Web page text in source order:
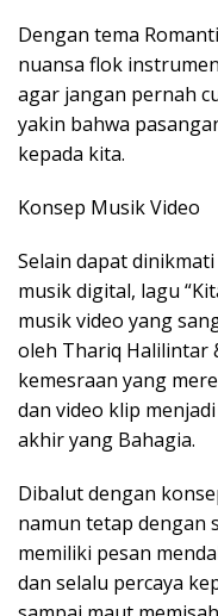
Dengan tema
nuansa flok
agar jangan pernah
yakin bahwa
kepada kita.
Konsep Musik Video
Selain dapat
musik digital, lagu
musik video yang
oleh Thariq Halilintar
kemesraan yang
dan video klip
akhir yang Bahagia.
Dibalut dengan
namun tetap dengan
memiliki pesan
dan selalu percaya